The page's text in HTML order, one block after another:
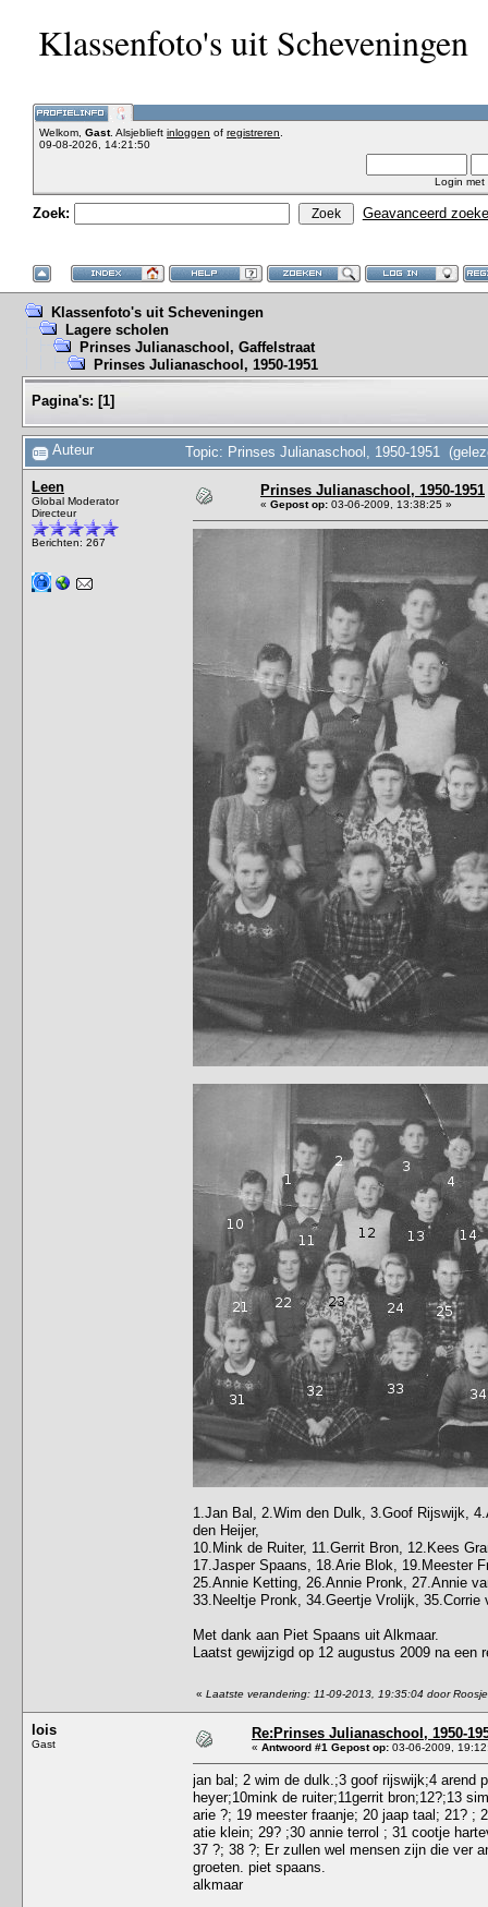
Klassenfoto's uit Scheveningen
Welkom, Gast. Alsjeblieft inloggen of registreren
09-08-2026, 14:21:50
Login met
Zoek: Geavanceerd
Klassenfoto's uit Scheveningen
Lagere scholen
Prinses Julianaschool, Gaffelstraat
Prinses Julianaschool, 1950-1951
Pagina's: [1]
Auteur Topic: Prinses Julianaschool, 1950-1951
Leen
Global Moderator
Directeur
Berichten: 267
Prinses Julianaschool, 1950-1951
« Gepost op: 03-06-2009, 13:38:25 »
1.Jan Bal, 2.Wim den Dulk, 3.Goof Rijswijk,
den Heijer,
10.Mink de Ruiter, 11.Gerrit Bron, 12.Kees
17.Jasper Spaans, 18.Arie Blok, 19.Meester
25.Annie Ketting, 26.Annie Pronk, 27.Annie
33.Neeltje Pronk, 34.Geertje Vrolijk,
Met dank aan Piet Spaans uit Alkmaar.
Laatst gewijzigd op 12 augustus 2009 na
« Laatste verandering: 11-09-2013, 19:35:04 door Roosje
lois
Gast
Re:Prinses Julianaschool, 1950-
« Antwoord #1 Gepost op: 03-06-2009,
jan bal; 2 wim de dulk.;3 goof rijswijk;4 arend
heyer;10mink de ruiter;11gerrit bron;12?;13
arie ?; 19 meester fraanje; 20 jaap taal; 21? ;
atie klein; 29? ;30 annie terrol ; 31 cootje
37 ?; 38 ?; Er zullen wel mensen zijn die ver
groeten. piet spaans.
alkmaar